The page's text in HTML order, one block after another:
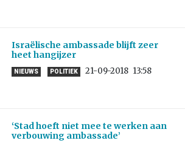
Israëlische ambassade blijft zeer
heet hangijzer
NIEUWS POLITIEK 21-09-2018 13:58
‘Stad hoeft niet mee te werken aan
verbouwing ambassade’